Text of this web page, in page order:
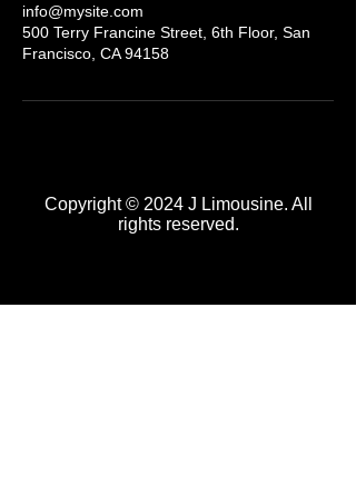
info@mysite.com
500 Terry Francine Street, 6th Floor, San
Francisco, CA 94158
Copyright © 2024 J Limousine. All
rights reserved.